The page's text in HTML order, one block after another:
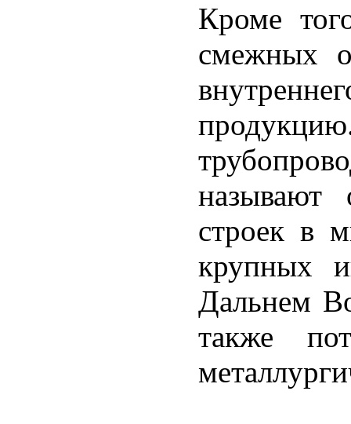
Кроме
смежных
строек в
крупных
Дальнем
также